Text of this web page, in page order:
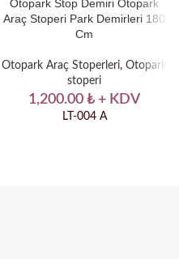
Otopark Stop Demiri Otopark
Araç Stoperi Park Demirleri 180
Cm
Otopark Araç Stoperleri, Otopark
stoperi
1,200.00 ₺ + KDV
LT-004 A